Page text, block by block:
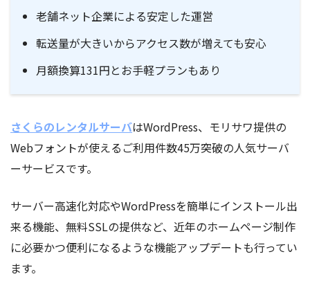
老舗ネット企業による安定した運営
転送量が大きいからアクセス数が増えても安心
月額換算131円とお手軽プランもあり
さくらのレンタルサーバはWordPress、モリサワ提供の
Webフォントが使えるご利用件数45万突破の人気サーバ
ーサービスです。
サーバー高速化対応やWordPressを簡単にインストール出
来る機能、無料SSLの提供など、近年のホームページ制作
に必要かつ便利になるような機能アップデートも行ってい
ます。